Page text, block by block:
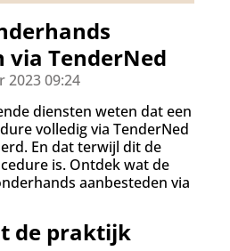
via TenderNed
09:24
diensten weten dat een
volledig via TenderNed
En dat terwijl dit de
is. Ontdek wat de
aanbesteden via
de praktijk